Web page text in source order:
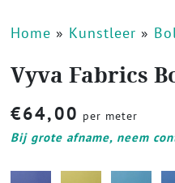
Home » Kunstleer »
Vyva Fabrics
€64,00 per meter
Bij grote afname, neem